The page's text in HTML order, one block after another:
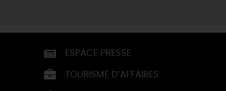
ESPACE PRESSE
TOURISME D’AFFAIRES